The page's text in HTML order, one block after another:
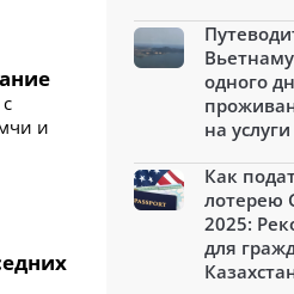
и
одного
на услуги
Как
лотерею
2025:
для